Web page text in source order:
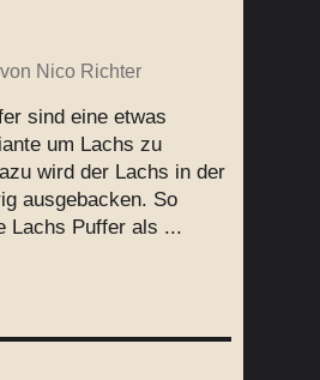
Nico Richter
sind eine etwas
um Lachs zu
wird der Lachs in der
ausgebacken. So
Lachs Puffer als ...